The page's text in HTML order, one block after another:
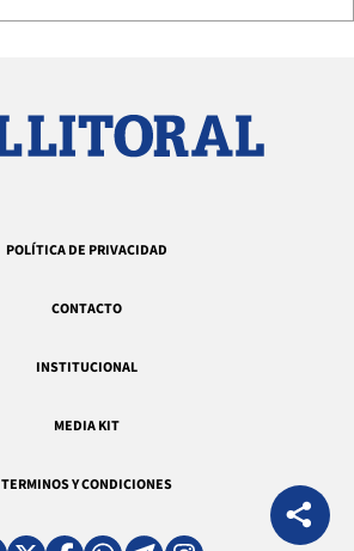
POLÍTICA DE PRIVACIDAD
CONTACTO
INSTITUCIONAL
MEDIA KIT
TERMINOS Y CONDICIONES